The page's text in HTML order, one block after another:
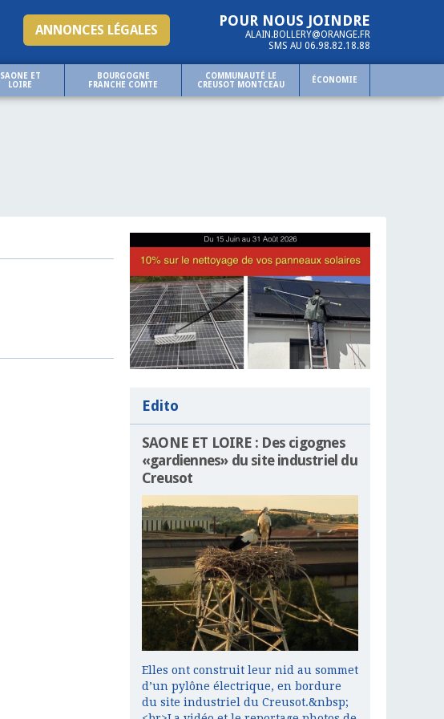
POUR NOUS JOINDRE
ALAIN.BOLLERY@ORANGE.FR
SMS AU 06.98.82.18.88
ANNONCES LÉGALES
SAONE ET
LOIRE
BOURGOGNE
FRANCHE COMTE
COMMUNAUTÉ LE
CREUSOT MONTCEAU
ÉCONOMIE
Edito
SAONE ET LOIRE : Des cigognes
«gardiennes» du site industriel du
Creusot
Elles ont construit leur nid au sommet
d’un pylône électrique, en bordure
du site industriel du Creusot.&nbsp;